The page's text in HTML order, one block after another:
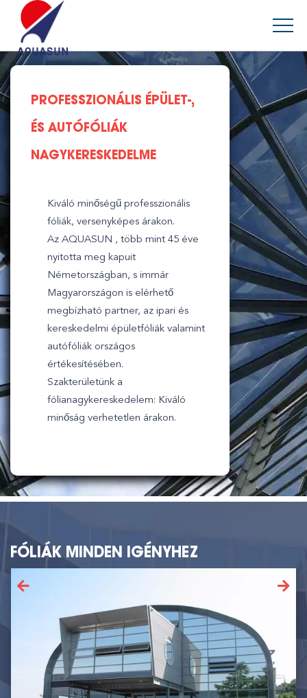
PROFESSZIONÁLIS ÉPÜLET-,
ÉS AUTÓFÓLIÁK
NAGYKERESKEDELME
Kiváló minőségű professzionális
fóliák, versenyképes árakon.
Az AQUASUN , több mint 45 éve
nyitotta meg kapuit
Németországban, s immár
Magyarországon is elérhető
megbízható partner, az ipari és
kereskedelmi épületfóliák valamint
autófóliák országos
értékesítésében.
Szakterületünk a
fólianagykereskedelem: Kiváló
minőság verhetetlen árakon.
FÓLIÁK MINDEN IGÉNYHEZ